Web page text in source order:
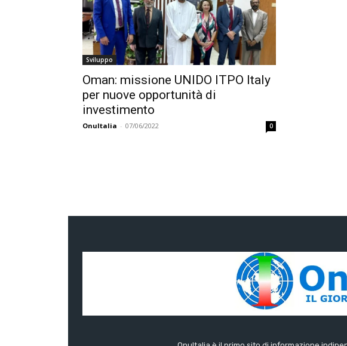
Sviluppo
Oman: missione UNIDO ITPO Italy
per nuove opportunità di
investimento
OnuItalia - 07/06/2022 0